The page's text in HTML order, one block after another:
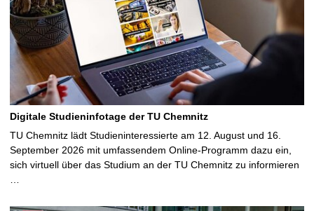
Digitale Studieninfotage der TU Chemnitz
TU Chemnitz lädt Studieninteressierte am 12. August und 16.
September 2026 mit umfassendem Online-Programm dazu ein,
sich virtuell über das Studium an der TU Chemnitz zu informieren